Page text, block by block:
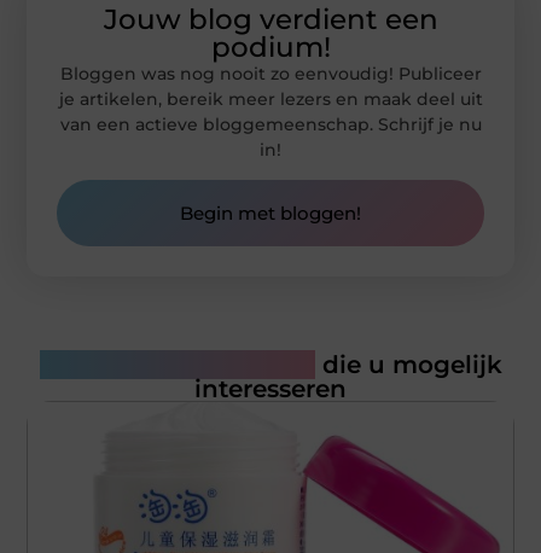
Jouw blog verdient een
podium!
Bloggen was nog nooit zo eenvoudig! Publiceer
je artikelen, bereik meer lezers en maak deel uit
van een actieve bloggemeenschap. Schrijf je nu
in!
Begin met bloggen!
die u mogelijk
interesseren